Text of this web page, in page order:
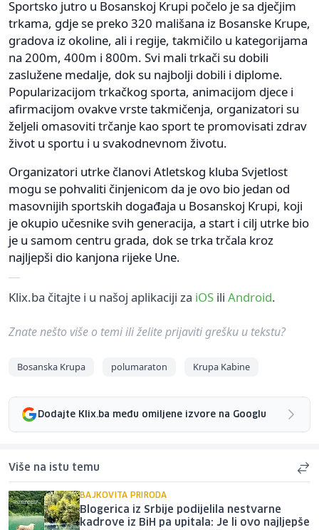
Sportsko jutro u Bosanskoj Krupi počelo je sa dječjim
trkama, gdje se preko 320 mališana iz Bosanske Krupe,
gradova iz okoline, ali i regije, takmičilo u kategorijama
na 200m, 400m i 800m. Svi mali trkači su dobili
zaslužene medalje, dok su najbolji dobili i diplome.
Popularizacijom trkačkog sporta, animacijom djece i
afirmacijom ovakve vrste takmičenja, organizatori su
željeli omasoviti trčanje kao sport te promovisati zdrav
život u sportu i u svakodnevnom životu.
Organizatori utrke članovi Atletskog kluba Svjetlost
mogu se pohvaliti činjenicom da je ovo bio jedan od
masovnijih sportskih događaja u Bosanskoj Krupi, koji
je okupio učesnike svih generacija, a start i cilj utrke bio
je u samom centru grada, dok se trka trčala kroz
najljepši dio kanjona rijeke Une.
Klix.ba čitajte i u našoj aplikaciji za iOS ili Android.
Znate nešto više o temi ili želite prijaviti grešku u tekstu?
Bosanska Krupa polumaraton Krupa Kabine
Dodajte Klix.ba među omiljene izvore na Googlu
Više na istu temu
BAJKOVITA PRIRODA
Blogerica iz Srbije podijelila nestvarne
kadrove iz BiH pa upitala: Je li ovo najljepše